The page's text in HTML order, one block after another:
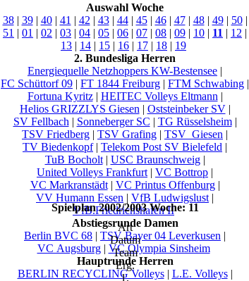
Auswahl Woche
38| 39| 40| 41 | 42 | 43| 44| 45| 46| 47| 48| 49| 50|
51 | 01 | 02 | 03 | 04 | 05 | 06 | 07 | 08 | 09 | 10 | 11 | 12 |
13 | 14 | 15 | 16 | 17 | 18 | 19
2. Bundesliga Herren
Energiequelle Netzhoppers KW-Bestensee |
FC Schüttorf 09 | FT 1844 Freiburg | FTM Schwabing |
Fortuna Kyritz| HEITEC Volleys Eltmann |
Helios GRIZZLYS Giesen | Oststeinbeker SV|
SV Fellbach | Sonneberger SC | TG Rüsselsheim|
TSV Friedberg | TSV Grafing | TSV_Giesen |
TV Biedenkopf| Telekom Post SV Bielefeld |
TuB Bocholt| USC Braunschweig|
United Volleys Frankfurt | VC Bottrop |
VC Markranstädt| VC Printus Offenburg|
VV Humann Essen | VfB Ludwigslust |
VfB.Friedrichshafen II
Abstiegsrunde Damen
Berlin BVC 68 | TSV Bayer 04 Leverkusen |
VC Augsburg| VC Olympia Sinsheim
Hauptrunde Herren
BERLIN RECYCLING Volleys| L.E. Volleys|
Spielplan 2002/2003 Woche: 11
Art
Datum
Team
Erg.
1.